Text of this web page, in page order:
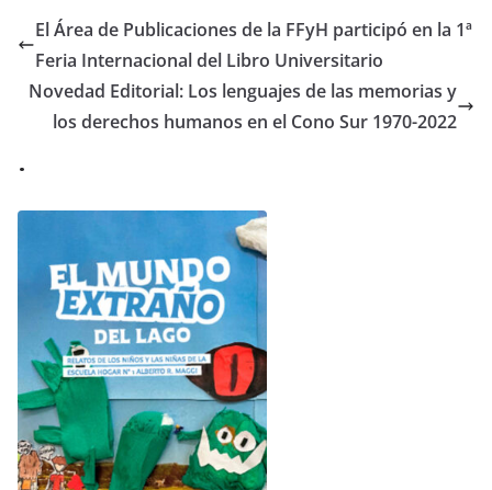
e
b
o
o
er s
A
p
p
gr
a
m
e
n
g
er
l p
ar
tir
El Área de Publicaciones de la FFyH participó en la 1ª
Feria Internacional del Libro Universitario
Novedad Editorial: Los lenguajes de las memorias y
los derechos humanos en el Cono Sur 1970-2022
.